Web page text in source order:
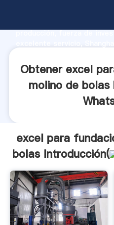
producción, fuerza de
valores a todos los clientes.
Obtener excel
molino de bolas
excel para
bolas Introducción(